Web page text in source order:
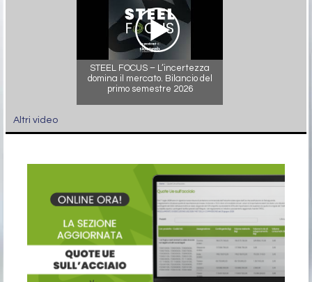
STEEL FOCUS – L’incertezza
domina il mercato. Bilancio del
primo semestre 2026
Altri video